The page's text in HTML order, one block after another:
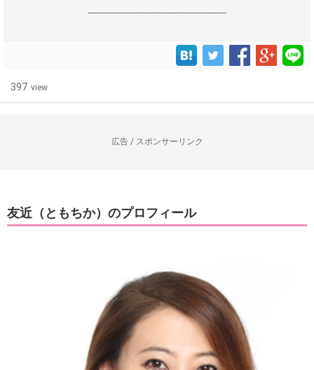
------------------------------------------------------------------
397 view
広告 / スポンサーリンク
友近（ともちか）のプロフィール